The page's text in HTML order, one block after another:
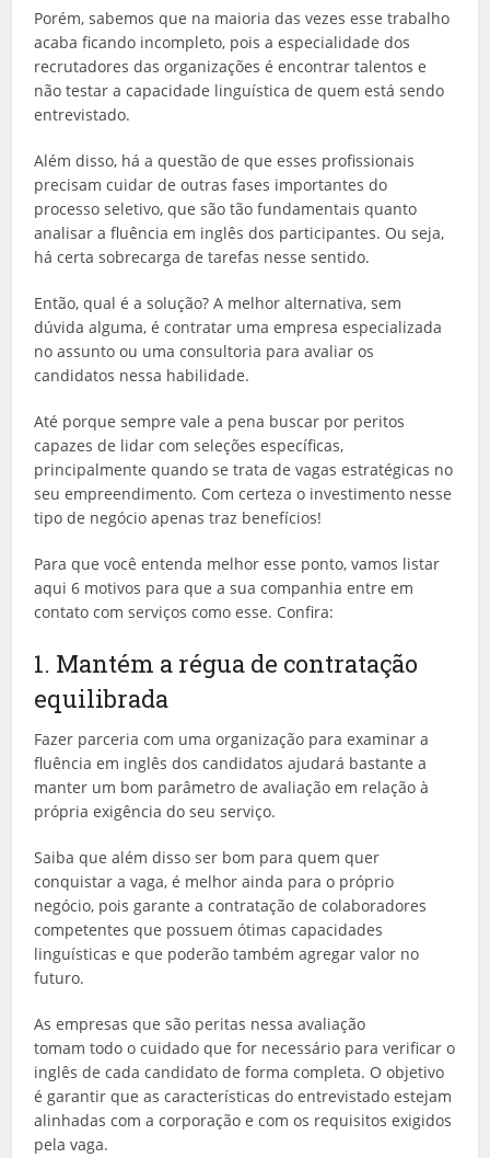
Porém, sabemos que na maioria das vezes esse trabalho
acaba ficando incompleto, pois a especialidade dos
recrutadores das organizações é encontrar talentos e
não testar a capacidade linguística de quem está sendo
entrevistado.
Além disso, há a questão de que esses profissionais
precisam cuidar de outras fases importantes do
processo seletivo, que são tão fundamentais quanto
analisar a fluência em inglês dos participantes. Ou seja,
há certa sobrecarga de tarefas nesse sentido.
Então, qual é a solução? A melhor alternativa, sem
dúvida alguma, é contratar uma empresa especializada
no assunto ou uma consultoria para avaliar os
candidatos nessa habilidade.
Até porque sempre vale a pena buscar por peritos
capazes de lidar com seleções específicas,
principalmente quando se trata de vagas estratégicas no
seu empreendimento. Com certeza o investimento nesse
tipo de negócio apenas traz benefícios!
Para que você entenda melhor esse ponto, vamos listar
aqui 6 motivos para que a sua companhia entre em
contato com serviços como esse. Confira:
1. Mantém a régua de contratação
equilibrada
Fazer parceria com uma organização para examinar a
fluência em inglês dos candidatos ajudará bastante a
manter um bom parâmetro de avaliação em relação à
própria exigência do seu serviço.
Saiba que além disso ser bom para quem quer
conquistar a vaga, é melhor ainda para o próprio
negócio, pois garante a contratação de colaboradores
competentes que possuem ótimas capacidades
linguísticas e que poderão também agregar valor no
futuro.
As empresas que são peritas nessa avaliação
tomam todo o cuidado que for necessário para verificar o
inglês de cada candidato de forma completa. O objetivo
é garantir que as características do entrevistado estejam
alinhadas com a corporação e com os requisitos exigidos
pela vaga.